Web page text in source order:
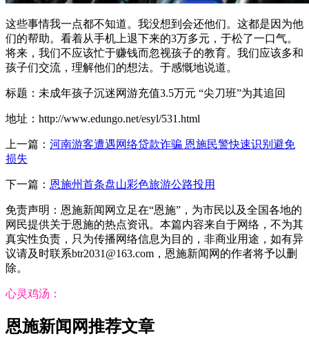
这些事情我一点都不知道。我没想到会还他们。这都是因为他
们的帮助。看着从手机上退下来的3万多元，于松了一口气。
将来，我们不应该忙于赚钱而忽视孩子的教育。我们应该多和
孩子们交流，理解他们的想法。于感慨地说道。
标题：未成年孩子沉迷网游充值3.5万元 “尖刀班”为其追回
地址：http://www.edungo.net/esyl/531.html
上一篇： 河南游客遭遇网络贷款诈骗 恩施民警快速识别避免
损失
下一篇： 恩施州首条盘山彩色旅游公路投用
免责声明：恩施新闻网立足在“恩施”，为市民以及全国各地的
网民提供关于恩施的热点资讯。本篇内容来自于网络，不为其
真实性负责，只为传播网络信息为目的，非商业用途，如有异
议请及时联系btr2031@163.com，恩施新闻网的作者将予以删
除。
心灵鸡汤：
恩施新闻网推荐文章